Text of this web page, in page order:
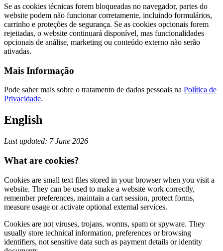
Se as cookies técnicas forem bloqueadas no navegador, partes do
website podem não funcionar corretamente, incluindo formulários,
carrinho e proteções de segurança. Se as cookies opcionais forem
rejeitadas, o website continuará disponível, mas funcionalidades
opcionais de análise, marketing ou conteúdo externo não serão
ativadas.
Mais Informação
Pode saber mais sobre o tratamento de dados pessoais na Política de
Privacidade.
English
Last updated: 7 June 2026
What are cookies?
Cookies are small text files stored in your browser when you visit a
website. They can be used to make a website work correctly,
remember preferences, maintain a cart session, protect forms,
measure usage or activate optional external services.
Cookies are not viruses, trojans, worms, spam or spyware. They
usually store technical information, preferences or browsing
identifiers, not sensitive data such as payment details or identity